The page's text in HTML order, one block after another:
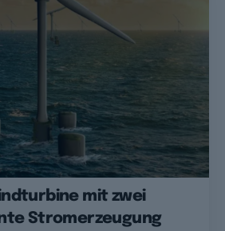
mit zwei
Stromerzeugung